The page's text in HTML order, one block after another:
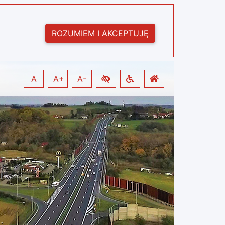
ROZUMIEM I AKCEPTUJĘ
A A+ A-